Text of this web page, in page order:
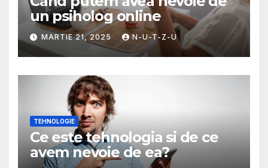
un psiholog online
MARTIE 21, 2025 N-U-T-Z-U
TEHNOLOGIE
Ce este tehnologia si de ce
avem nevoie de ea?